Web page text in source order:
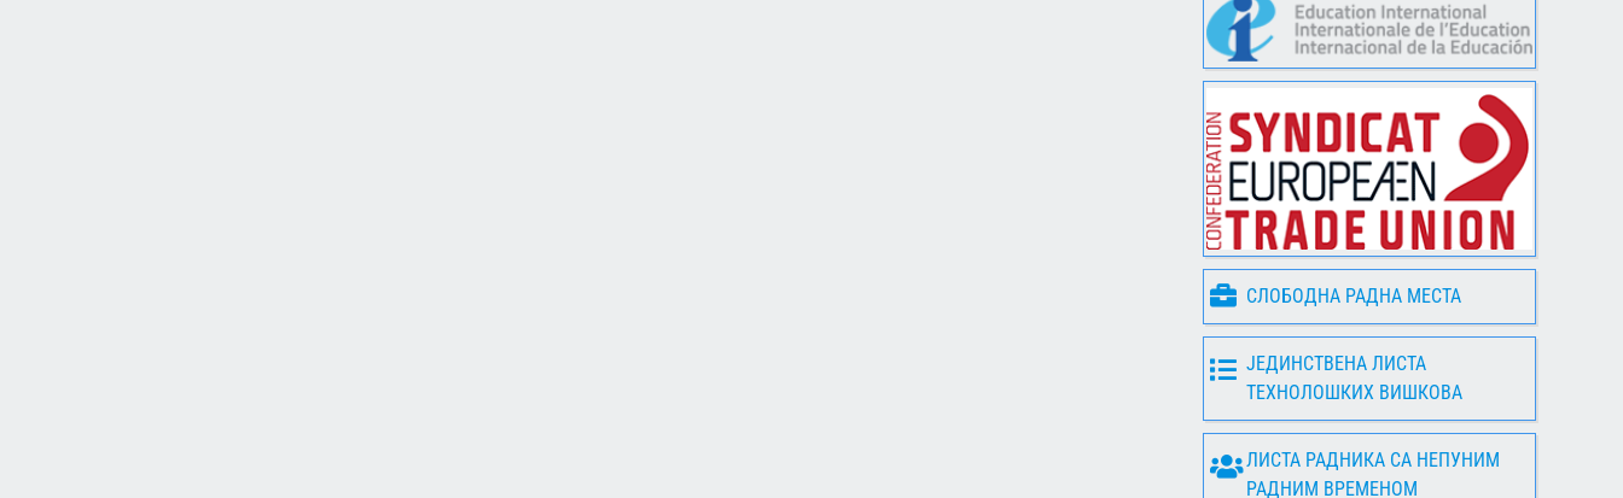
СЛОБОДНА РАДНА МЕСТА
ЈЕДИНСТВЕНА ЛИСТА
ТЕХНОЛОШКИХ ВИШКОВА
ЛИСТА РАДНИКА СА НЕПУНИМ
РАДНИМ ВРЕМЕНОМ